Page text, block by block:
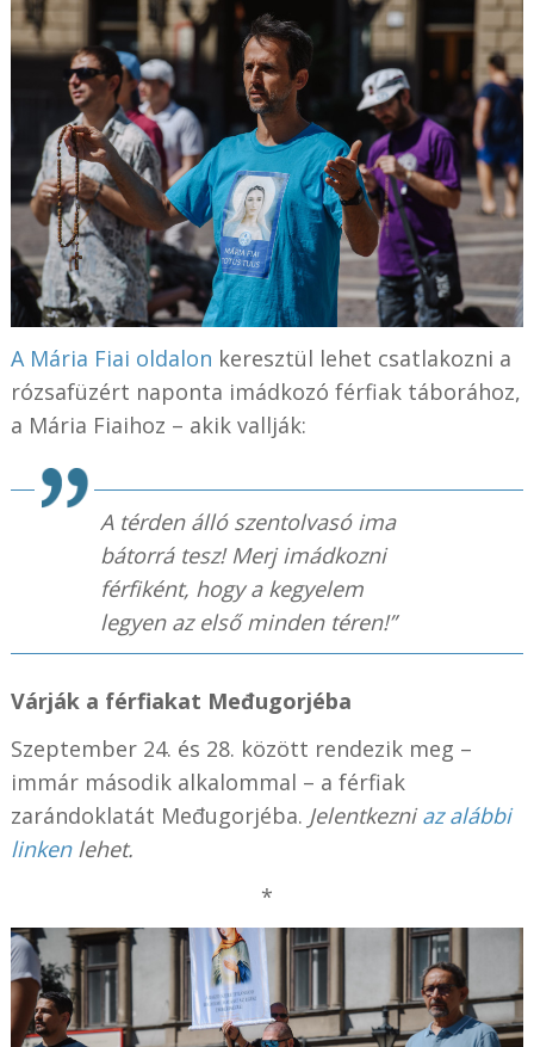
A Mária Fiai oldalon keresztül lehet csatlakozni a
rózsafüzért naponta imádkozó férfiak táborához,
a Mária Fiaihoz – akik vallják:
A térden álló szentolvasó ima
bátorrá tesz! Merj imádkozni
férfiként, hogy a kegyelem
legyen az első minden téren!”
Várják a férfiakat Međugorjéba
Szeptember 24. és 28. között rendezik meg –
immár második alkalommal – a férfiak
zarándoklatát Međugorjéba. Jelentkezniaz alábbi
linkenlehet.
*